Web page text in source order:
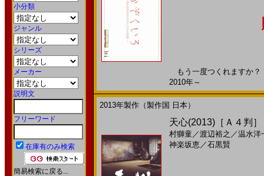
小分類
ジャンル
シリーズ
メーカー
説明文
フリーワード
在庫有のみ検索
簡易検索に戻る...
もう一度つくれますか
2010年～
2013年製作（製作国 日本）
天心(2013)［Ａ４判］
村獅童／渡辺裕之 ／温水洋
神楽坂恵／石黒賢